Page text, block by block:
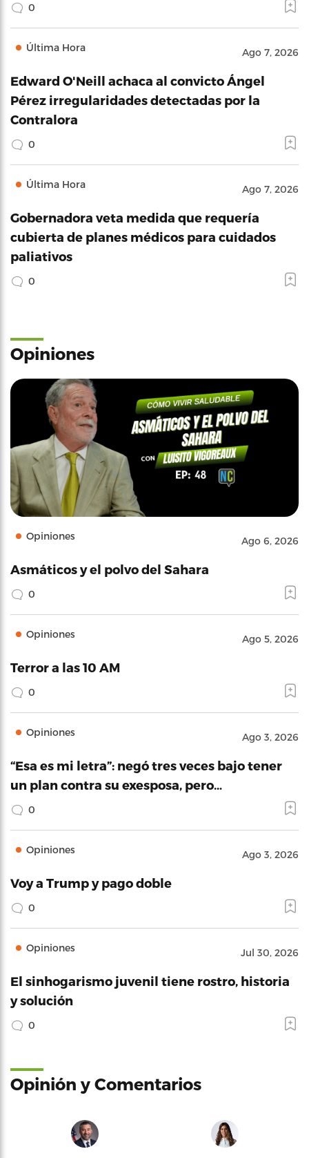
0
Última Hora Ago 7, 2026
Edward O'Neill achaca al convicto Ángel
Pérez irregularidades detectadas por la
Contralora
0
Última Hora Ago 7, 2026
Gobernadora veta medida que requería
cubierta de planes médicos para cuidados
paliativos
0
Opiniones
Opiniones Ago 6, 2026
Asmáticos y el polvo del Sahara
0
Opiniones Ago 5, 2026
Terror a las 10 AM
0
Opiniones Ago 3, 2026
“Esa es mi letra”: negó tres veces bajo tener
un plan contra su exesposa, pero…
0
Opiniones Ago 3, 2026
Voy a Trump y pago doble
0
Opiniones Jul 30, 2026
El sinhogarismo juvenil tiene rostro, historia
y solución
0
Opinión y Comentarios